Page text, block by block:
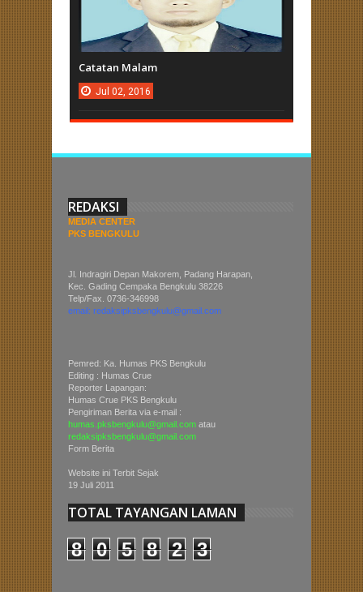
Catatan Malam
Jul 02, 2016
REDAKSI
MEDIA CENTER
PKS BENGKULU
Jl. Indragiri Depan Makorem, Padang Harapan,
Kec. Gading Cempaka Bengkulu 38226
Telp/Fax. 0736-346998
email: redaksipksbengkulu@gmail.com
Pemred: Ka. Humas PKS Bengkulu
Editing : Humas Crue
Reporter Lapangan:
Humas Crue PKS Bengkulu
Pengiriman Berita via e-mail :
humas.pksbengkulu@gmail.com atau
redaksipksbengkulu@gmail.com
Form Berita
Website ini Terbit Sejak
19 Juli 2011
TOTAL TAYANGAN LAMAN
8 0 5 8 2 3